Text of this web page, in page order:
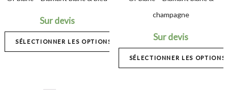
Sur devis
SÉLECTIONNER LES OPTIONS
champagne
Sur devis
SÉLECTIONNER LES OPTIONS